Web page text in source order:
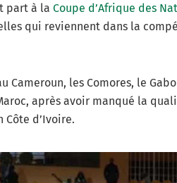
part à la Coupe d’Afrique des
qui reviennent dans la
Cameroun, les Comores, le
après avoir manqué la
Côte d’Ivoire.